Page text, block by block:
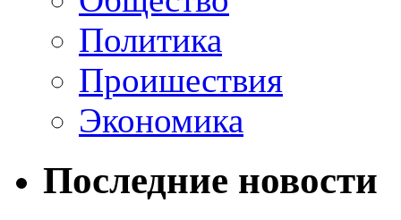
Политика
Проишествия
Экономика
Последние новости